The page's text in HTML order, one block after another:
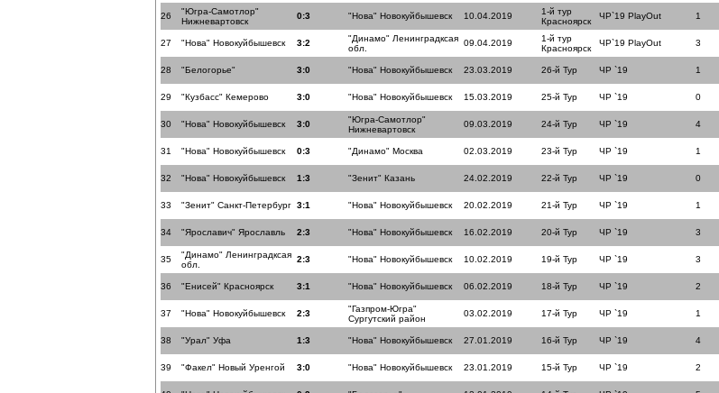
26
"Югра-Самотлор"
Нижневартовск
0:3 "Нова" Новокуйбышевск 10.04.2019
1-й тур
Красноярск
ЧР`19 PlayOut 1
27 "Нова" Новокуйбышевск 3:2
"Динамо" Ленинградксая
обл.
09.04.2019
1-й тур
Красноярск
ЧР`19 PlayOut 3
28 "Белогорье" 3:0 "Нова" Новокуйбышевск 23.03.2019 26-й Тур ЧР `19 1
29 "Кузбасс" Кемерово 3:0 "Нова" Новокуйбышевск 15.03.2019 25-й Тур ЧР `19 0
30 "Нова" Новокуйбышевск 3:0
"Югра-Самотлор"
Нижневартовск
09.03.2019 24-й Тур ЧР `19 4
31 "Нова" Новокуйбышевск 0:3 "Динамо" Москва 02.03.2019 23-й Тур ЧР `19 1
32 "Нова" Новокуйбышевск 1:3 "Зенит" Казань 24.02.2019 22-й Тур ЧР `19 0
33 "Зенит" Санкт-Петербург 3:1 "Нова" Новокуйбышевск 20.02.2019 21-й Тур ЧР `19 1
34 "Ярославич" Ярославль 2:3 "Нова" Новокуйбышевск 16.02.2019 20-й Тур ЧР `19 3
35
"Динамо" Ленинградксая
обл.
2:3 "Нова" Новокуйбышевск 10.02.2019 19-й Тур ЧР `19 3
36 "Енисей" Красноярск 3:1 "Нова" Новокуйбышевск 06.02.2019 18-й Тур ЧР `19 2
37 "Нова" Новокуйбышевск 2:3
"Газпром-Югра"
Сургутский район
03.02.2019 17-й Тур ЧР `19 1
38 "Урал" Уфа 1:3 "Нова" Новокуйбышевск 27.01.2019 16-й Тур ЧР `19 4
39 "Факел" Новый Уренгой 3:0 "Нова" Новокуйбышевск 23.01.2019 15-й Тур ЧР `19 2